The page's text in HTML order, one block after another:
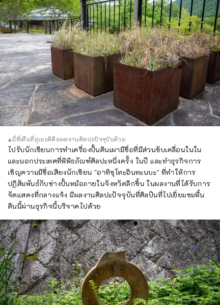
▲นี่ที่เห็นที่อุเอะคิคือผลงานศิลปะปัจจุบันด้วย
ไปรับนักเขียนการทำเครื่องปั้นดินเผามีชื่อที่มีส่วนขับเคลื่อนในใน
และนอกประเทศที่พิพิธภัณฑ์ศิลปะหนึ่งครั้ง ในปี และทำธุรกิจการ
เชิญความมีชื่อเสียงนักเขียน "อาทิซุโทะอินทะนบะ" ที่ทำให้การ
ปฏิสัมพันธ์กับช่างปั้นหม้อภายในจังหวัดลึกขึ้น ในผลงานที่ได้รับการ
จัดแสดงที่กลางแจ้ง มีผลงานศิลปะปัจจุบันที่ศิลปินที่ไปเยี่ยมชมพื้น
ดินนี้ผ่านธุรกิจนี้บริจาคไปด้วย